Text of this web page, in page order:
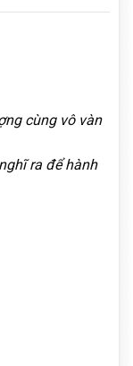
cùng vô vàn
ra để hành